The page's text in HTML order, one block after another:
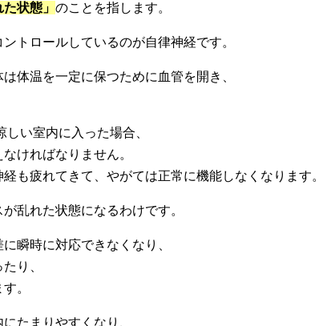
状態」 のことを指します。
トロールしているのが自律神経です。
体温を一定に保つために血管を開き、
い室内に入った場合、
ければなりません。
も疲れてきて、やがては正常に機能しなくなります。
乱れた状態になるわけです。
瞬時に対応できなくなり、
り、
。
たまりやすくなり、